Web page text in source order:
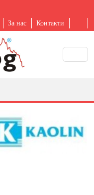
За нас Контакти